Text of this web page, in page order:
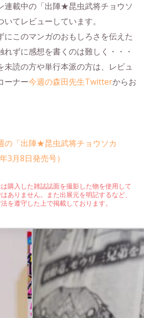
連載中の「出陣★昆虫武将チョウソ
てレビューしています。
にこのマンガのおもしろさを伝えた
ずに感想を書くのは難しく・・・
未読の方や単行本派の方は、レビュ
ーナー今週の森田先生Twitterからお
の「出陣★昆虫武将チョウソカ
3月8日発売号）
購入した雑誌誌面を撮影した物を使用して
ありません。また出展元を明記するなど、
を遵守した上で掲載しております。